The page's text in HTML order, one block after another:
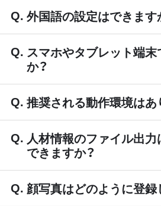
外国語の設定はできます
スマホやタブレット端
か？
推奨される動作環境はあ
人材情報のファイル出
できますか？
顔写真はどのように登録